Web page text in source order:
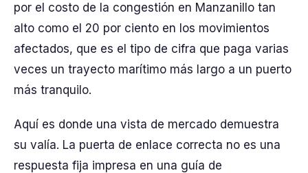
por el costo de la congestión en Manzanillo tan
alto como el 20 por ciento en los movimientos
afectados, que es el tipo de cifra que paga varias
veces un trayecto marítimo más largo a un puerto
más tranquilo.
Aquí es donde una vista de mercado demuestra
su valía. La puerta de enlace correcta no es una
respuesta fija impresa en una guía de